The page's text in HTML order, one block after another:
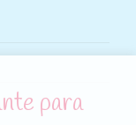
para